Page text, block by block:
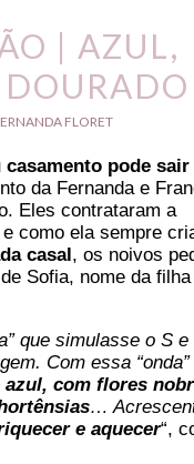
| AZUL,
FLORET
pode
da Fernanda e
Eles contrataram a
como ela sempre
casal , os noivos
Sofia, nome da
que simulasse o S
Com essa
azul, com flores
…
e aquecer“,